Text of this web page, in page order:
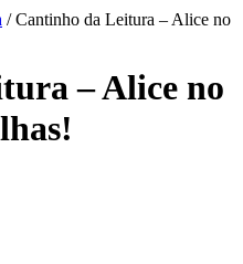
/ Cantinho da Leitura – Alice no
– Alice no